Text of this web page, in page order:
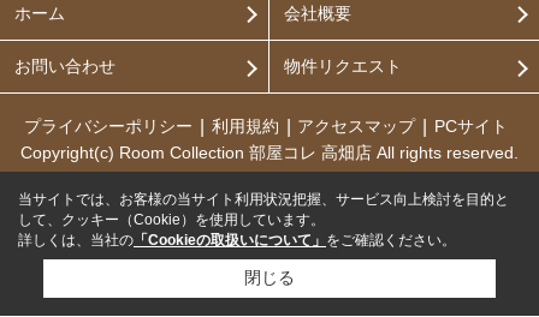
ホーム 会社概要
お問い合わせ 物件リクエスト
プライバシーポリシー 利用規約 アクセスマップ
PCサイト
Copyright(c) Room Collection 部屋コレ 高畑店 All rights reserved.
当サイトでは、お客様の当サイト利用状況把握、サービス向上検討を目的と
して、クッキー（Cookie）を使用しています。
詳しくは、当社の 「Cookieの取扱いについて」 をご確認ください。
閉じる